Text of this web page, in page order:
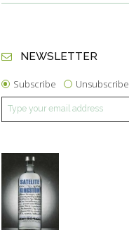
NEWSLETTER
Subscribe Unsubscribe